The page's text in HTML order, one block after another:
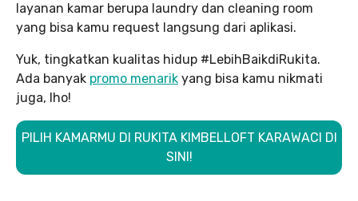
layanan kamar berupa laundry dan cleaning room
yang bisa kamu request langsung dari aplikasi.
Yuk, tingkatkan kualitas hidup #LebihBaikdiRukita.
Ada banyak promo menarik yang bisa kamu nikmati
juga, lho!
PILIH KAMARMU DI RUKITA KIMBELLOFT KARAWACI DI
SINI!